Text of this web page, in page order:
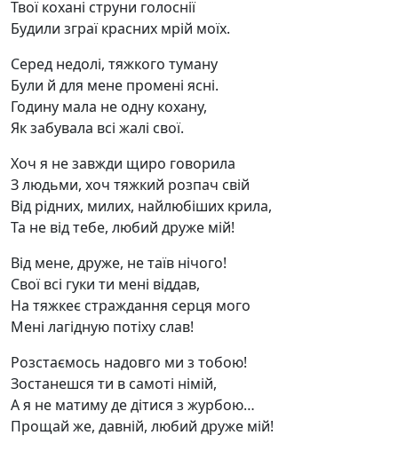
Твої кохані струни голоснії
Будили зграї красних мрій моїх.
Серед недолі, тяжкого туману
Були й для мене промені ясні.
Годину мала не одну кохану,
Як забувала всі жалі свої.
Хоч я не завжди щиро говорила
З людьми, хоч тяжкий розпач свій
Від рідних, милих, найлюбіших крила,
Та не від тебе, любий друже мій!
Від мене, друже, не таїв нічого!
Свої всі гуки ти мені віддав,
На тяжкеє страждання серця мого
Мені лагідную потіху слав!
Розстаємось надовго ми з тобою!
Зостанешся ти в самоті німій,
А я не матиму де дітися з журбою…
Прощай же, давній, любий друже мій!